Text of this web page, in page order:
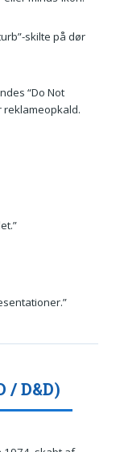
skilte på dør
“Do Not
reklameopkald.
/ D&D)